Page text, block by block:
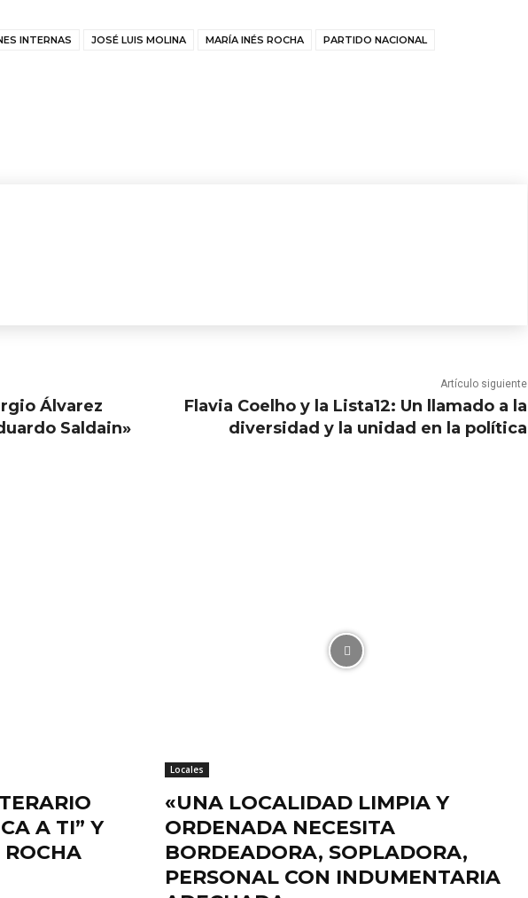
INTERNAS JOSÉ LUIS MOLINA MARÍA INÉS ROCHA PARTIDO NACIONAL
Álvarez
Saldain»
Artículo siguiente
Flavia Coelho y la Lista12: Un llamado a la
diversidad y la unidad en la política
A TI” Y
ROCHA
Locales
«UNA LOCALIDAD LIMPIA Y
ORDENADA NECESITA
BORDEADORA, SOPLADORA,
PERSONAL CON INDUMENTARIA